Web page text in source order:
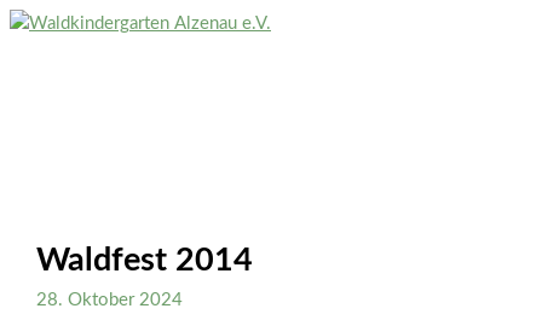
Zum
Waldfest 2014
28. Oktober 2024